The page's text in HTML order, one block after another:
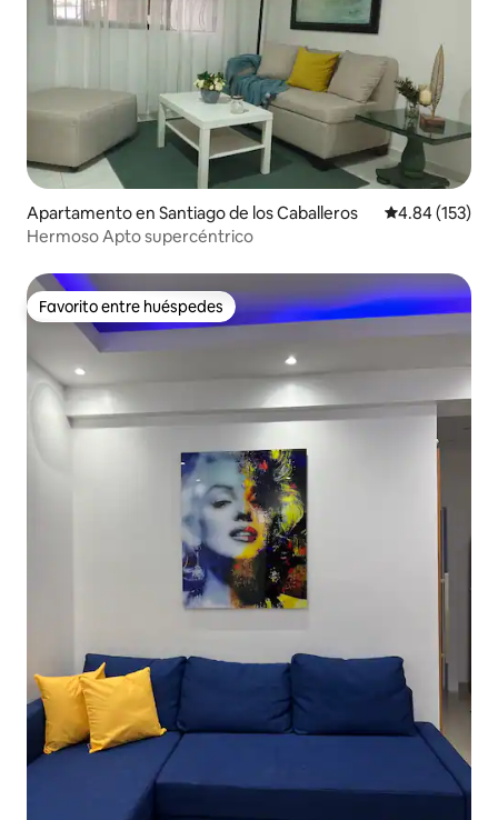
Apartamento en Santiago de los Caballeros Calificación
4.84 (153)
Hermoso Apto supercéntrico
Favorito entre huéspedes
Favorito entre huéspedes